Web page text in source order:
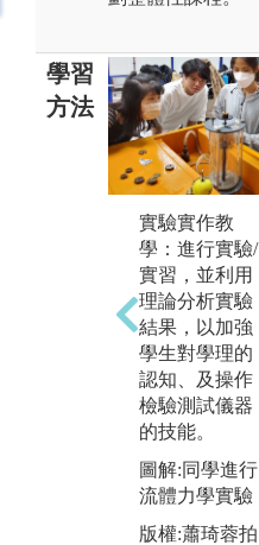
學習
方法
實驗實作教
學：進行實驗/
實習，並利用
理論分析實驗
結果，以加強
學生對學理的
認知、及操作
檢驗測試儀器
的技能。
圖解:同學進行
流體力學實驗
版權:蕭琦蓉拍